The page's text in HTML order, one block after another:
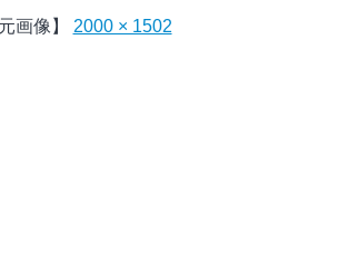
画像】 2000 × 1502